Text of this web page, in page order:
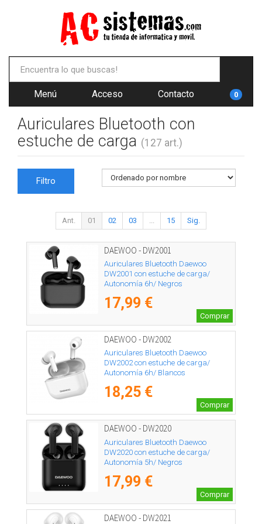
Menú Acceso Contacto 0
Auriculares Bluetooth con
estuche de carga (127 art.)
Filtro
Ant. 01 02 03 15 Sig.
DAEWOO - DW2001
Auriculares Bluetooth Daewoo
DW2001 con estuche de carga/
Autonomía 6h/ Negros
17,99 €
Comprar
DAEWOO - DW2002
Auriculares Bluetooth Daewoo
DW2002 con estuche de carga/
Autonomía 6h/ Blancos
18,25 €
Comprar
DAEWOO - DW2020
Auriculares Bluetooth Daewoo
DW2020 con estuche de carga/
Autonomía 5h/ Negros
17,99 €
Comprar
DAEWOO - DW2021